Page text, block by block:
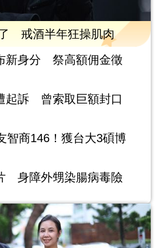
戒酒半年狂操肌肉
新身分 祭高額佣金徵
起訴 曾索取巨額封口
智商146！獲台大3碩博
身障外甥染腸病毒險